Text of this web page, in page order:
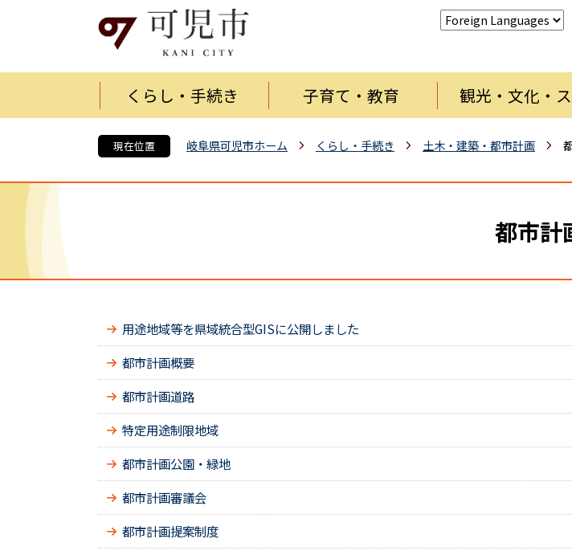
くらし・手続き 子育て・教育 観光・文化・
現在位置 岐阜県可児市ホーム くらし・手続き 土木・建築・都市計画
都市計
用途地域等を県域統合型GISに公開しました
都市計画概要
都市計画道路
特定用途制限地域
都市計画公園・緑地
都市計画審議会
都市計画提案制度